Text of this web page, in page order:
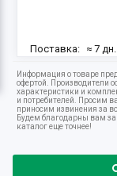
Поставка: ≈ 7 дн.
Наличие:2 шт.
Информация о товаре
офертой. Производители
характеристики и
и потребителей. Просим
приносим извинения за
Будем благодарны вам
каталог еще точнее!